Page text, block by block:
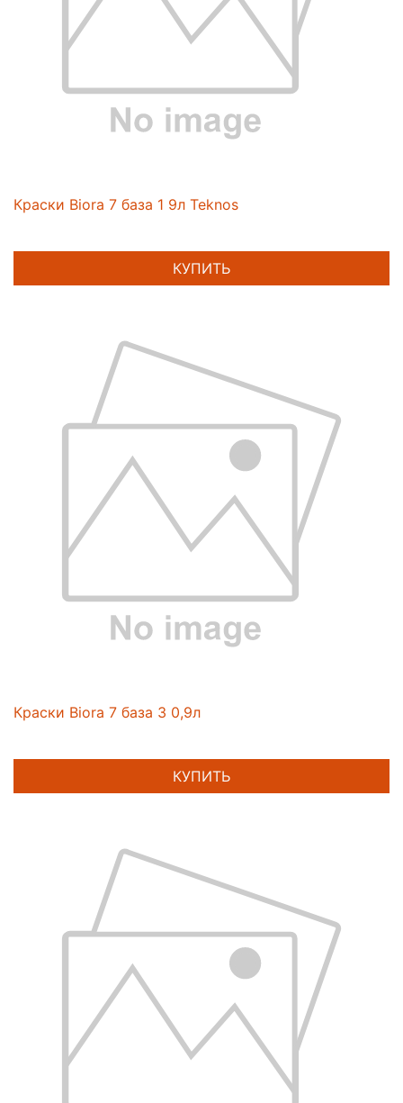
Краски Biora 7 база 1 9л Teknos
КУПИТЬ
Краски Biora 7 база 3 0,9л
КУПИТЬ